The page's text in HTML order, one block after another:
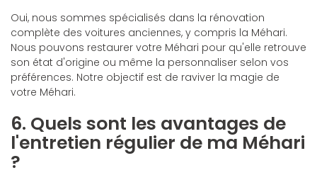
Oui, nous sommes spécialisés dans la rénovation
complète des voitures anciennes, y compris la Méhari.
Nous pouvons restaurer votre Méhari pour qu'elle retrouve
son état d'origine ou même la personnaliser selon vos
préférences. Notre objectif est de raviver la magie de
votre Méhari.
6. Quels sont les avantages de
l'entretien régulier de ma Méhari
?